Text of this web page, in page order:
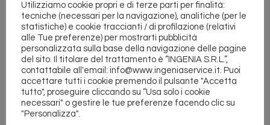
RETTIFICA CONO MANDRINO IN MACCHINA
MODIFICHE FUNZIONALI
MESSA IN FUNZIONE E COLLAUDI FUNZIONALI
AVVIAMENTO ALLA PRODUZIONE
ESECUZIONI SPECIALI
ATTREZZATURE E STRUMENTI DI MISURA
Utilizziamo cookie propri e di terze parti per finalità:
tecniche (necessari per la navigazione), analitiche (per le
statistiche) e cookie traccianti / di profilazione (relativi
alle Tue preferenze) per mostrarti pubblicità
personalizzata sulla base della navigazione delle pagine
del sito. Il titolare del trattamento è “INGENIA S.R.L.”,
contattabile all'email: info@www.ingeniaservice.it. Puoi
accettare tutti i cookie premendo il pulsante "Accetta
tutto", proseguire cliccando su “Usa solo i cookie
necessari" o gestire le tue preferenze facendo clic su
"Personalizza".